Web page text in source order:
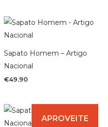
Sapato Homem – Artigo
Nacional
€49.90
O
preço
original
preço
atual